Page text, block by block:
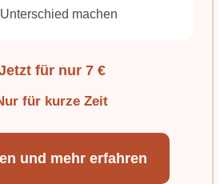
machen
für nur 7 €
für kurze Zeit
und mehr erfahren